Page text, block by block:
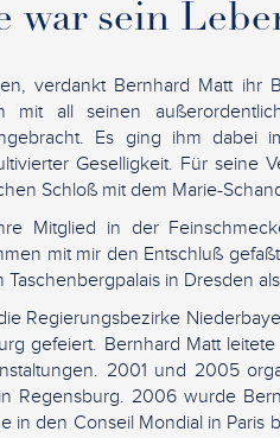
war sein
verdankt Bernhard Matt ihr
mit all seinen
Es ging ihm dabei
Geselligkeit. Für seine
Schloß mit dem Marie-
Mitglied in der
mit mir den Entschluß
in Dresden
Regierungsbezirke
gefeiert. Bernhard Matt
2001 und 2005
Regensburg. 2006 wurde
in den Conseil Mondial in Paris